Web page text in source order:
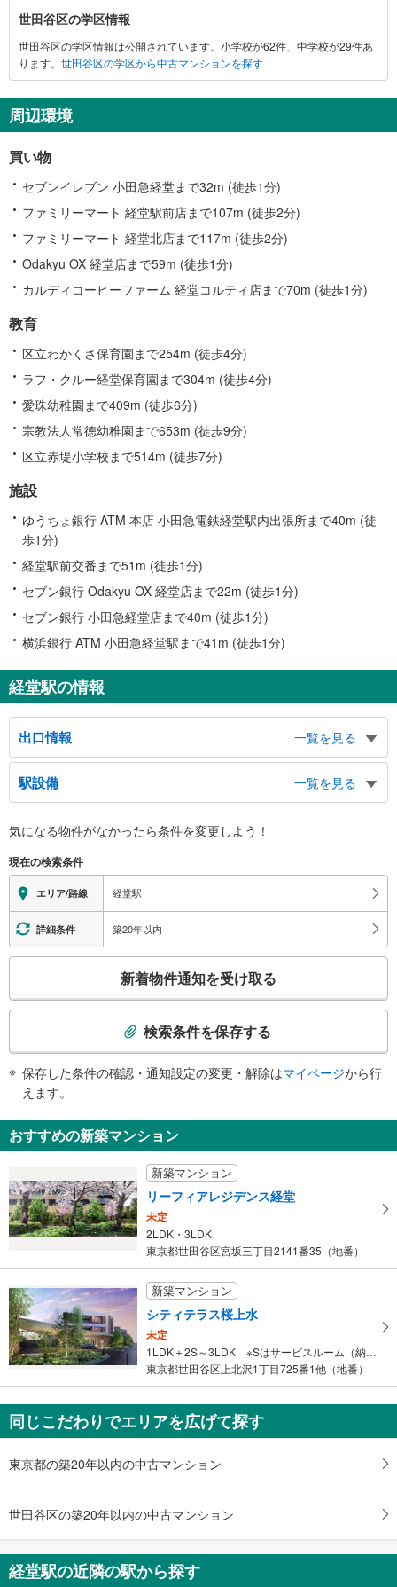
世田谷区の学区情報
世田谷区の学区情報は公開されています。小学校が62件、中学校が29件あ
ります。 世田谷区の学区から中古マンションを探す
周辺環境
買い物
セブンイレブン 小田急経堂まで32m (徒歩1分)
ファミリーマート 経堂駅前店まで107m (徒歩2分)
ファミリーマート 経堂北店まで117m (徒歩2分)
Odakyu OX 経堂店まで59m (徒歩1分)
カルディコーヒーファーム 経堂コルティ店まで70m (徒歩1分)
教育
区立わかくさ保育園まで254m (徒歩4分)
ラフ・クルー経堂保育園まで304m (徒歩4分)
愛珠幼稚園まで409m (徒歩6分)
宗教法人常徳幼稚園まで653m (徒歩9分)
区立赤堤小学校まで514m (徒歩7分)
施設
ゆうちょ銀行 ATM 本店 小田急電鉄経堂駅内出張所まで40m (徒
歩1分)
経堂駅前交番まで51m (徒歩1分)
セブン銀行 Odakyu OX 経堂店まで22m (徒歩1分)
セブン銀行 小田急経堂店まで40m (徒歩1分)
横浜銀行 ATM 小田急経堂駅まで41m (徒歩1分)
経堂駅の情報
出口情報
一覧を見る
北口
経堂２・３丁目、桜上水１・３丁目、すずらん通り、恵泉通り、宮坂３丁目、
赤堤１ー５丁目、経堂コルティ、西通り、経堂駅前郵便局、バスのりば
南口
和通り、本町通り
駅設備
一覧を見る
※段差なしでの移動経路
地上⇔改札⇔ホーム：○
エレベータ
・各ホーム⇔改札
エスカレータ
・各ホーム⇔改札
・改札内
・ＡＥＤ
気になる物件がなかったら条件を変更しよう！
現在の検索条件
エリア/路線 経堂駅
詳細条件 築20年以内
検
知
を
け
取
る
・
を
マ
イ
ペ
に
保
す
新着物件通知を受け取る
検索条件を保存する
保存した条件の確認・通知設定の変更・解除はマイページから行
えます。
おすすめの新築マンション
新築マンション
リーフィアレジデンス経堂
未定
2LDK・3LDK
東京都世田谷区宮坂三丁目2141番35（地番）
新築マンション
シティテラス桜上水
未定
1LDK＋2S～3LDK ※Sはサービスルーム（納戸）です。
東京都世田谷区上北沢1丁目725番1他（地番）
同じこだわりでエリアを広げて探す
東京都の築20年以内の中古マンション
世田谷区の築20年以内の中古マンション
経堂駅の近隣の駅から探す